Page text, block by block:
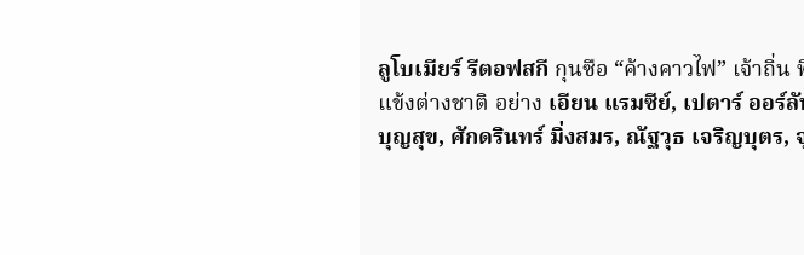
ลูโบเมียร์ รีตอฟสกี กุนซือ “ค้างคาวไฟ” เจ้าถิ่
แข้งต่างชาติ อย่าง เอียน แรมซีย์, เปตาร์ ออร์
บุญสุข, ศักดรินทร์ มิ่งสมร, ณัฐวุธ เจริญบุตร,